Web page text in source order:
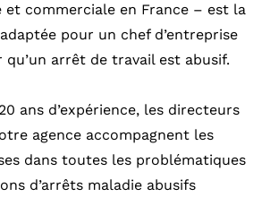
et commerciale en France – est la
pour un chef d’entreprise
arrêt de travail est abusif.
ans d’expérience, les directeurs
agence accompagnent les
dans toutes les problématiques
d’arrêts maladie abusifs